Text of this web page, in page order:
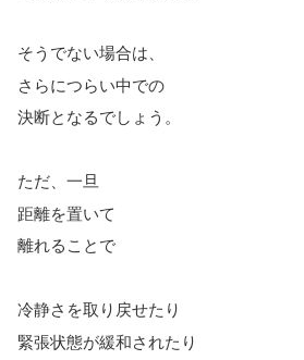
そうでない場合は、
さらにつらい中での
決断となるでしょう。
ただ、一旦
距離を置いて
離れることで
冷静さを取り戻せたり
緊張状態が緩和されたり